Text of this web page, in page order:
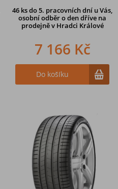
46 ksdo 5. pracovních dní u Vás,
osobní odběr o den dříve na
prodejněv Hradci Králové
7 166 Kč
Do košíku